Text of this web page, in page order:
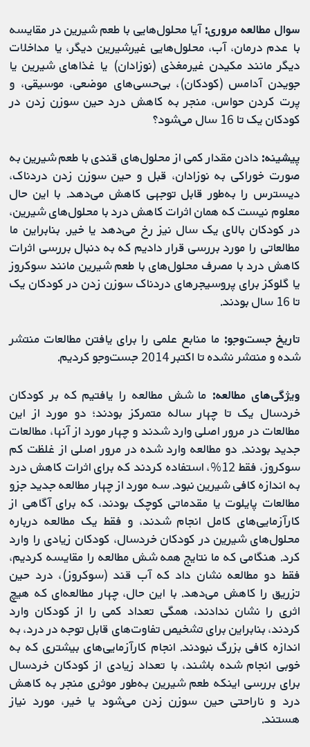
سوال مطالعه مروری: آیا محلول‌هایی با طعم شیرین در مقایسه
با عدم درمان، آب، محلول‌هایی غیرشیرین دیگر، یا مداخلات
دیگر مانند مکیدن غیرمغذی (نوزادان) یا غذاهای شیرین یا
جویدن آدامس (کودکان)، بی‌حسی‌های موضعی، موسیقی، و
پرت کردن حواس، منجر به کاهش درد حین سوزن زدن در
کودکان یک تا 16 سال می‌شود؟
پیشینه: دادن مقدار کمی از محلول‌های قندی با طعم شیرین به
صورت خوراکی به نوزادان، قبل و حین سوزن زدن دردناک،
دیسترس را به‌طور قابل توجهی کاهش می‌دهد. با این حال
معلوم نیست که همان اثرات کاهش درد با محلول‌های شیرین،
در کودکان بالای یک سال نیز رخ می‌دهد یا خیر. بنابراین ما
مطالعاتی را مورد بررسی قرار دادیم که به دنبال بررسی اثرات
کاهش درد با مصرف محلول‌های با طعم شیرین مانند سوکروز
یا گلوکز برای پروسیجرهای دردناک سوزن زدن در کودکان یک
تا 16 سال بودند.
تاریخ جست‌وجو: ما منابع علمی را برای یافتن مطالعات منتشر
شده و منتشر نشده تا اکتبر 2014 جست‌وجو کردیم.
ویژگی‌های مطالعه: ما شش مطالعه را یافتیم که بر کودکان
خردسال یک تا چهار ساله متمرکز بودند؛ دو مورد از این
مطالعات در مرور اصلی وارد شدند و چهار مورد از آنها، مطالعات
جدید بودند. دو مطالعه وارد شده در مرور اصلی از غلظت کم
سوکروز، فقط 12%، استفاده کردند که برای اثرات کاهش درد
به اندازه کافی شیرین نبود. سه مورد از چهار مطالعه جدید جزو
مطالعات پایلوت یا مقدماتی کوچک بودند، که برای آگاهی از
کارآزمایی‌های کامل انجام شدند، و فقط یک مطالعه درباره
محلول‌های شیرین در کودکان خردسال، کودکان زیادی را وارد
کرد. هنگامی که ما نتایج همه شش مطالعه را مقایسه کردیم،
فقط دو مطالعه نشان داد که آب قند (سوکروز)، درد حین
تزریق را کاهش می‌دهد. با این حال، چهار مطالعه‌ای که هیچ
اثری را نشان ندادند، همگی تعداد کمی را از کودکان وارد
کردند، بنابراین برای تشخیص تفاوت‌های قابل توجه در درد، به
اندازه کافی بزرگ نبودند. انجام کارآزمایی‌های بیشتری که به
خوبی انجام شده باشند، با تعداد زیادی از کودکان خردسال
برای بررسی اینکه طعم شیرین به‌طور موثری منجر به کاهش
درد و ناراحتی حین سوزن زدن می‌شود یا خیر، مورد نیاز
هستند.